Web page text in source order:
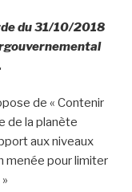
du 31/10/2018
de « Contenir
de la planète
aux niveaux
menée pour limiter